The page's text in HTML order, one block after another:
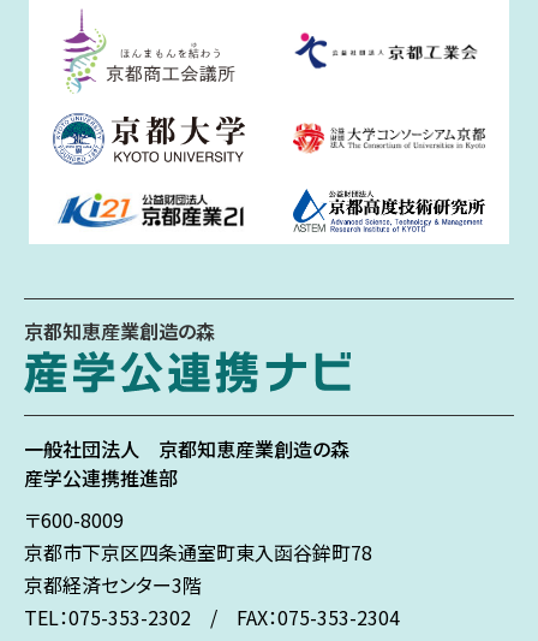
京都知恵産業創造の森
一般社団法人 京都知恵産業創造の森
産学公連携推進部
〒600-8009
京都市下京区四条通室町東入函谷鉾町78
京都経済センター3階
TEL：075-353-2302 / FAX：075-353-2304